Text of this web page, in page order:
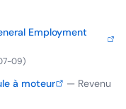
Employment
09)
à moteur — Revenu